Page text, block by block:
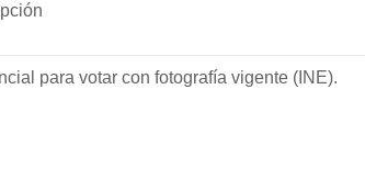
para votar con fotografía